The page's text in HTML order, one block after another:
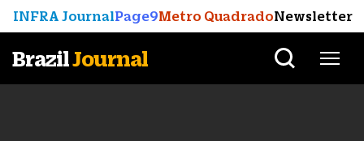
INFRA JournalPage9Metro QuadradoNewsletter
BrazilJournal